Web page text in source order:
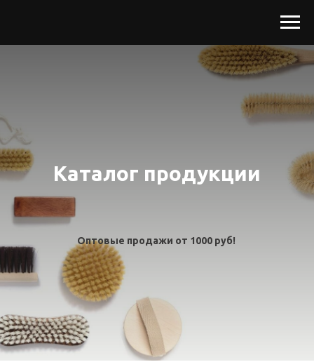
Каталог продукции
Оптовые продажи от 1000 руб!